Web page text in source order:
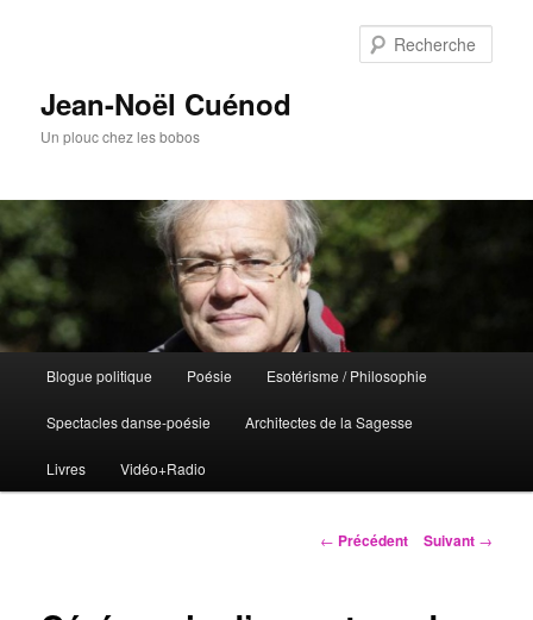
Jean-Noël Cuénod
Un plouc chez les bobos
Aller
au
contenu
Blogue politique Poésie Esotérisme / Philosophie
Spectacles danse-poésie Architectes de la Sagesse
Livres Vidéo+Radio
Navigation
← Précédent Suivant →